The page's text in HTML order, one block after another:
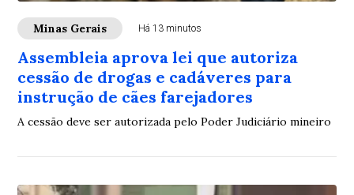
Minas Gerais Há 13 minutos
Assembleia aprova lei que autoriza
cessão de drogas e cadáveres para
instrução de cães farejadores
A cessão deve ser autorizada pelo Poder Judiciário mineiro